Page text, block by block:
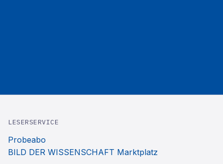
LESERSERVICE
Probeabo
BILD DER WISSENSCHAFT Marktplatz